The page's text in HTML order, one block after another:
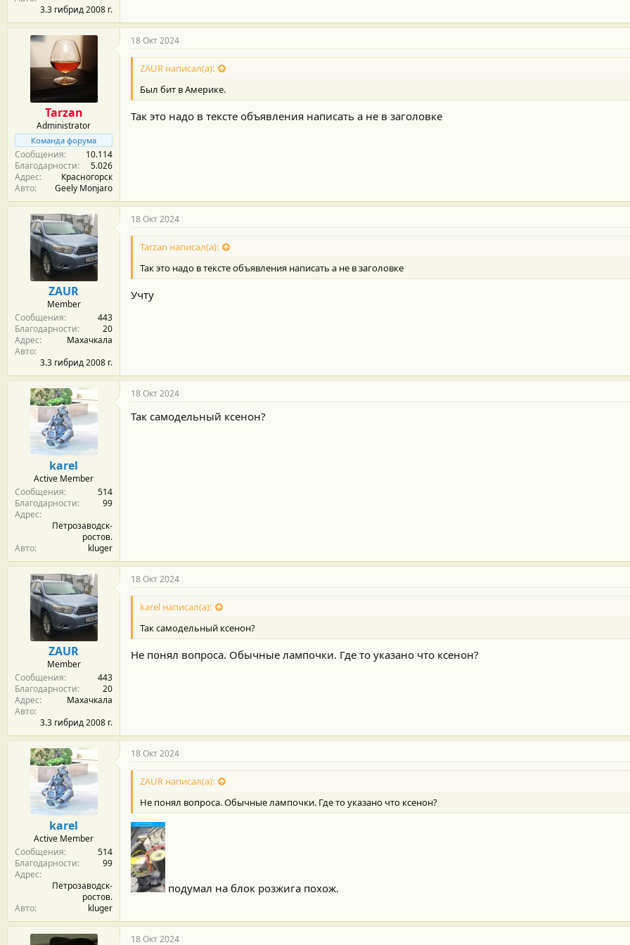
3.3 гибрид 2008 г.
Tarzan
Administrator
Команда форума
Сообщения
10.114
Благодарности
5.026
Адрес
Красногорск
Авто
Geely Monjaro
18 Окт 2024
ZAUR написал(а):
Был бит в Америке.
Так это надо в тексте объявления написать а не в заголовке
ZAUR
Member
Сообщения
443
Благодарности
20
Адрес
Махачкала
Авто
3.3 гибрид 2008 г.
18 Окт 2024
Tarzan написал(а):
Так это надо в тексте объявления написать а не в заголовке
Учту
karel
Active Member
Сообщения
514
Благодарности
99
Адрес
Петрозаводск-
ростов.
Авто
kluger
18 Окт 2024
Так самодельный ксенон?
ZAUR
Member
Сообщения
443
Благодарности
20
Адрес
Махачкала
Авто
3.3 гибрид 2008 г.
18 Окт 2024
karel написал(а):
Так самодельный ксенон?
Не понял вопроса. Обычные лампочки. Где то указано что ксенон?
karel
Active Member
Сообщения
514
Благодарности
99
Адрес
Петрозаводск-
ростов.
Авто
kluger
18 Окт 2024
ZAUR написал(а):
Не понял вопроса. Обычные лампочки. Где то указано что ксенон?
подумал на блок розжига похож.
18 Окт 2024